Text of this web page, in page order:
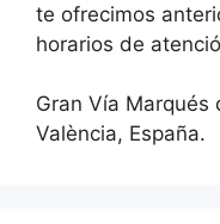
te ofrecimos
horarios de
Gran Vía
València, España.